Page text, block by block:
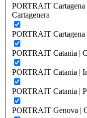
PORTRAIT Cartagena
Cartagenera
PORTRAIT
PORTRAIT Catania |
PORTRAIT Catania |
PORTRAIT Catania |
PORTRAIT Genova |